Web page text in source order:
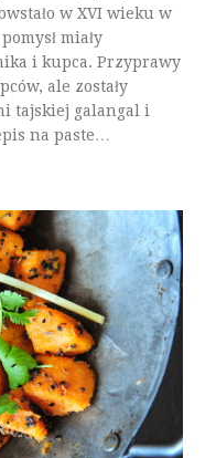
w XVI wieku w
miały
i kupca. Przyprawy
ale zostały
tajskiej galangal i
na paste…